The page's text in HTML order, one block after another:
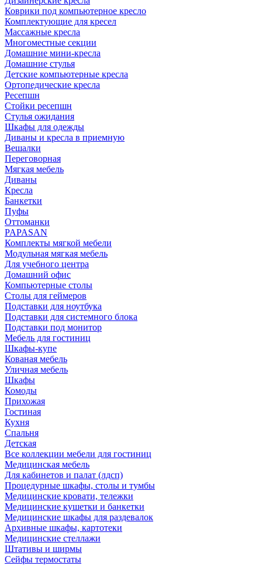
Коврики под компьютерное кресло
Комплектующие для кресел
Массажные кресла
Многоместные секции
Домашние мини-кресла
Домашние стулья
Детские компьютерные кресла
Ортопедические кресла
Ресепшн
Стойки ресепшн
Стулья ожидания
Шкафы для одежды
Диваны и кресла в приемную
Вешалки
Переговорная
Мягкая мебель
Диваны
Кресла
Банкетки
Пуфы
Оттоманки
PAPASAN
Комплекты мягкой мебели
Модульная мягкая мебель
Для учебного центра
Домашний офис
Компьютерные столы
Столы для геймеров
Подставки для ноутбука
Подставки для системного блока
Подставки под монитор
Мебель для гостиниц
Шкафы-купе
Кованая мебель
Уличная мебель
Шкафы
Комоды
Прихожая
Гостиная
Кухня
Спальня
Детская
Все коллекции мебели для гостиниц
Медицинская мебель
Для кабинетов и палат (лдсп)
Процедурные шкафы, столы и тумбы
Медицинские кровати, тележки
Медицинские кушетки и банкетки
Медицинские шкафы для раздевалок
Архивные шкафы, картотеки
Медицинские стеллажи
Штативы и ширмы
Сейфы термостаты